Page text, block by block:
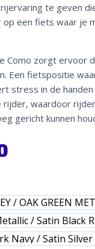
te geven
op een fiets waar je
Como zorgt ervoor
Een fietspositie
stress in de handen
rijder, waardoor
gericht kunnen
/ OAK GREEN
/ Satin Black
Navy / Satin Silver